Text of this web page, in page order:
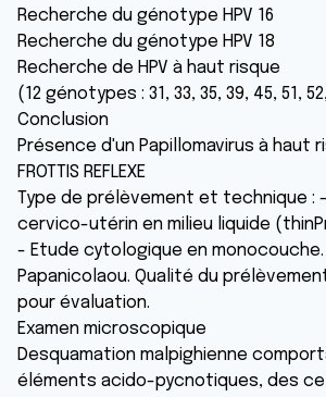
Recherche du génotype HPV 16
Recherche du génotype HPV 18
Recherche de HPV à haut risque
(12 génotypes : 31, 33, 35, 39, 45, 51,
Conclusion
Présence d'un Papillomavirus à haut
FROTTIS REFLEXE
Type de prélèvement et technique :
cervico-utérin en milieu liquide
- Etude cytologique en
Papanicolaou. Qualité du
pour évaluation.
Examen microscopique
Desquamation malpighienne
éléments acido-pycnotiques, des